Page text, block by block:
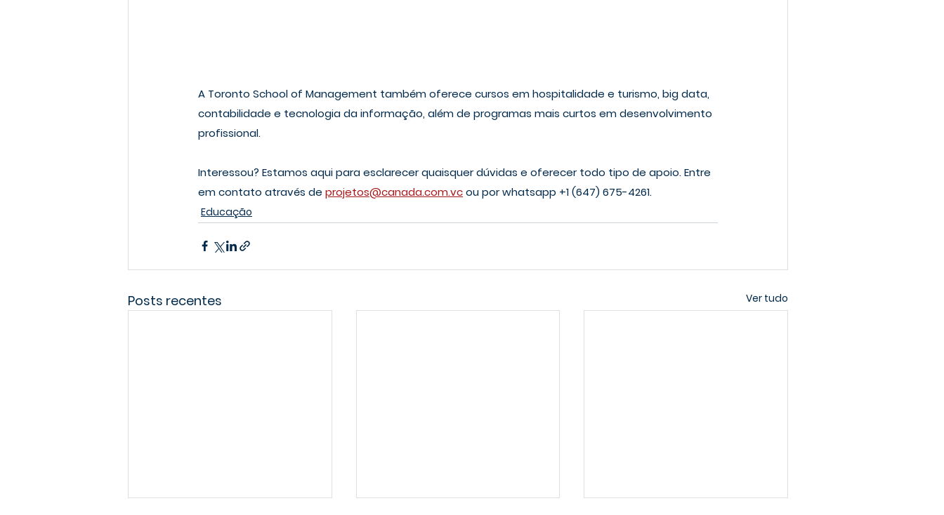
A Toronto School of Management também oferece cursos em hospitalidade e turismo, big data,
contabilidade e tecnologia da informação, além de programas mais curtos em desenvolvimento
profissional.
Interessou? Estamos aqui para esclarecer quaisquer dúvidas e oferecer todo tipo de apoio. Entre
em contato através de projetos@canada.com.vc ou por whatsapp +1 (647) 675-4261.
Educação
Posts recentes Ver tudo